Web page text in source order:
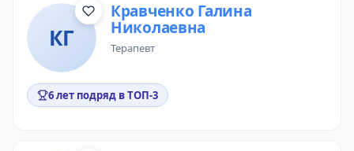
КГ
Кравченко Галина
Николаевна
терапевт
6 лет подряд в ТОП-3